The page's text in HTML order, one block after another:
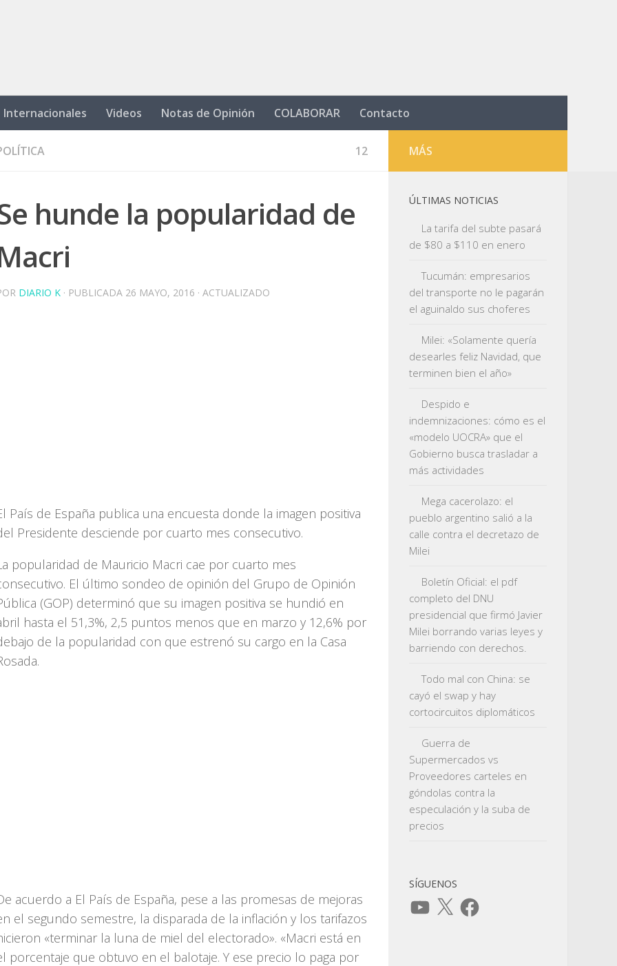
Internacionales Videos Notas de Opinión COLABORAR Contacto
12
hunde la popularidad de
DIARIO K · PUBLICADA 26 MAYO, 2016 · ACTUALIZADO
País de España publica una encuesta donde la imagen positiva
Presidente desciende por cuarto mes consecutivo.
popularidad de Mauricio Macri cae por cuarto mes
El último sondeo de opinión del Grupo de Opinión
(GOP) determinó que su imagen positiva se hundió en
hasta el 51,3%, 2,5 puntos menos que en marzo y 12,6% por
de la popularidad con que estrenó su cargo en la Casa
acuerdo a El País de España, pese a las promesas de mejoras
el segundo semestre, la disparada de la inflación y los tarifazos
«terminar la luna de miel del electorado». «Macri está en
porcentaje que obtuvo en el balotaje. Y ese precio lo paga por
MÁS
ÚLTIMAS NOTICIAS
La tarifa del subte pasará
de $80 a $110 en enero
Tucumán: empresarios
del transporte no le pagarán
el aguinaldo sus choferes
Milei: «Solamente quería
desearles feliz Navidad, que
terminen bien el año»
Despido e
indemnizaciones: cómo es el
«modelo UOCRA» que el
Gobierno busca trasladar a
más actividades
Mega cacerolazo: el
pueblo argentino salió a la
calle contra el decretazo de
Milei
Boletín Oficial: el pdf
completo del DNU
presidencial que firmó Javier
Milei borrando varias leyes y
barriendo con derechos.
Todo mal con China: se
cayó el swap y hay
cortocircuitos diplomáticos
Guerra de
Supermercados vs
Proveedores carteles en
góndolas contra la
especulación y la suba de
precios
SÍGUENOS
YouTube
X Facebook